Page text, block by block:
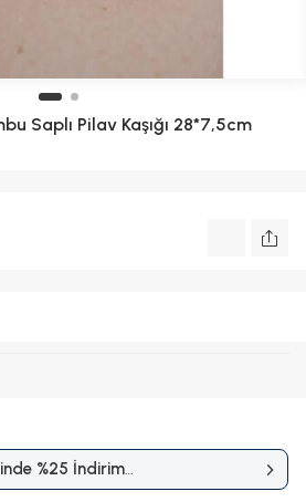
Saplı Pilav Kaşığı 28*7,5cm
%25 İndirim